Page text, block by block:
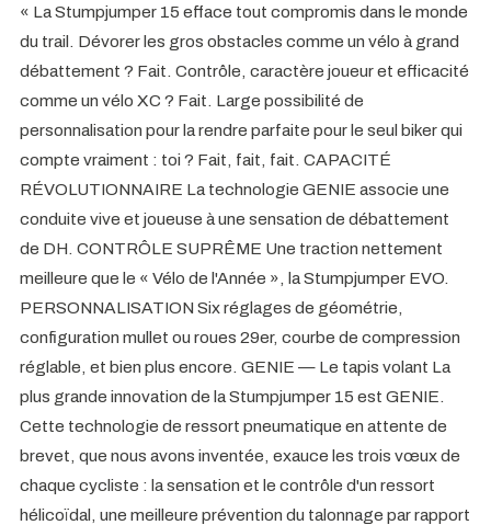
« La Stumpjumper 15 efface tout compromis dans le monde
du trail. Dévorer les gros obstacles comme un vélo à grand
débattement ? Fait. Contrôle, caractère joueur et efficacité
comme un vélo XC ? Fait. Large possibilité de
personnalisation pour la rendre parfaite pour le seul biker qui
compte vraiment : toi ? Fait, fait, fait. CAPACITÉ
RÉVOLUTIONNAIRE La technologie GENIE associe une
conduite vive et joueuse à une sensation de débattement
de DH. CONTRÔLE SUPRÊME Une traction nettement
meilleure que le « Vélo de l'Année », la Stumpjumper EVO.
PERSONNALISATION Six réglages de géométrie,
configuration mullet ou roues 29er, courbe de compression
réglable, et bien plus encore. GENIE — Le tapis volant La
plus grande innovation de la Stumpjumper 15 est GENIE.
Cette technologie de ressort pneumatique en attente de
brevet, que nous avons inventée, exauce les trois vœux de
chaque cycliste : la sensation et le contrôle d'un ressort
hélicoïdal, une meilleure prévention du talonnage par rapport